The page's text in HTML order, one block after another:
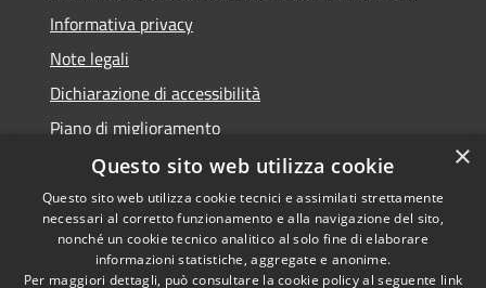
Informativa privacy
Note legali
Dichiarazione di accessibilità
Piano di miglioramento
Accessibility
Copyright © 2026 • Town of •
Powered byMunicipium
×
Questo sito web utilizza cookie
Questo sito web utilizza cookie tecnici e assimilati strettamente
necessari al corretto funzionamento e alla navigazione del sito,
nonché un cookie tecnico analitico al solo fine di elaborare
informazioni statistiche, aggregate e anonime.
Per maggiori dettagli, può consultare la cookie policy al seguente link